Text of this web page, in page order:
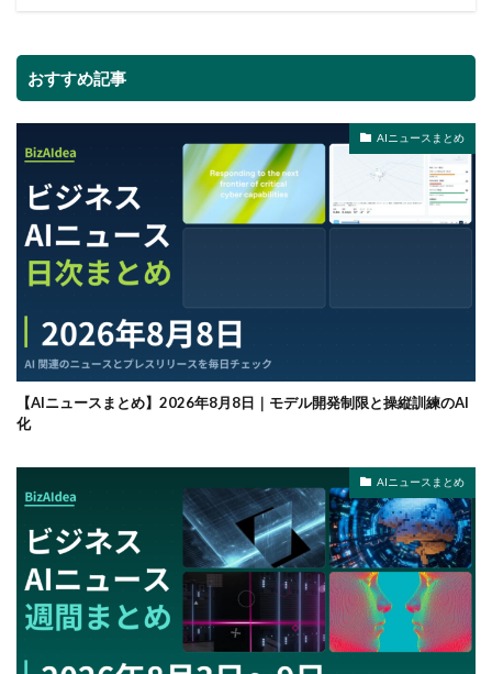
おすすめ記事
AIニュースまとめ
【AIニュースまとめ】2026年8月8日｜モデル開発制限と操縦訓練のAI
化
AIニュースまとめ